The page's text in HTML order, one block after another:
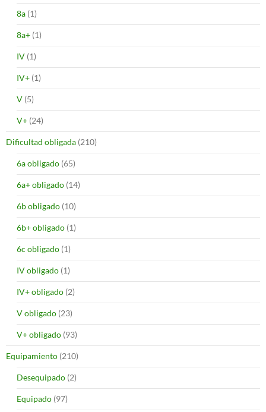
8a (1)
8a+ (1)
IV (1)
IV+ (1)
V (5)
V+ (24)
Dificultad obligada (210)
6a obligado (65)
6a+ obligado (14)
6b obligado (10)
6b+ obligado (1)
6c obligado (1)
IV obligado (1)
IV+ obligado (2)
V obligado (23)
V+ obligado (93)
Equipamiento (210)
Desequipado (2)
Equipado (97)